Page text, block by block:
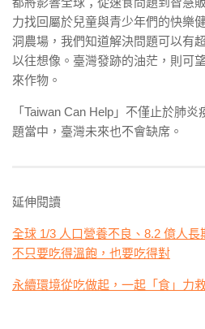
力找回屬於兒童與青少年們的快樂
洞農場，我們知道解決問題可以有
以往想像。 臺灣發跡的油茫，則可
來作物。
「Taiwan Can Help」不僅止於肺
題當中，臺灣未來也不會缺席。
延伸閱讀
全球 1/3 人口營養不良、8.2 億人
不只要吃得溫飽，也要吃得對
永續環境從吃做起，一起「食」力